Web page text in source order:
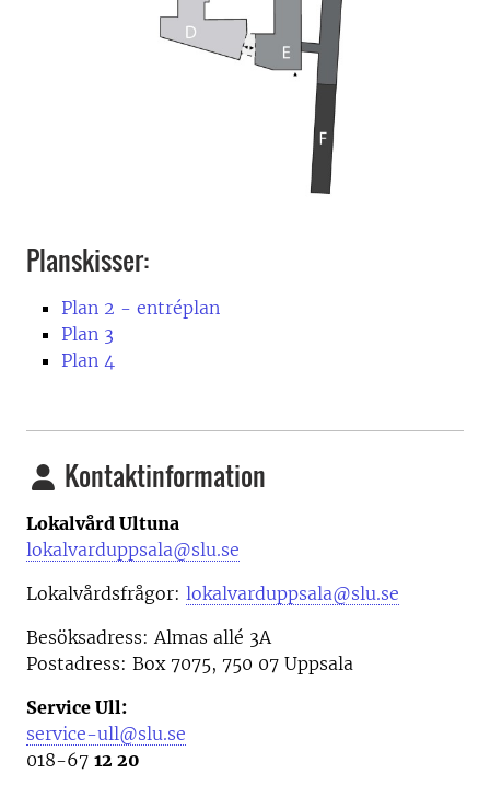
Planskisser:
Plan 2 - entréplan
Plan 3
Plan 4
Kontaktinformation
Lokalvård Ultuna
lokalvarduppsala@slu.se
Lokalvårdsfrågor: lokalvarduppsala@slu.se
Besöksadress: Almas allé 3A
Postadress: Box 7075, 750 07 Uppsala
Service Ull:
service-ull@slu.se
018-67 12 20